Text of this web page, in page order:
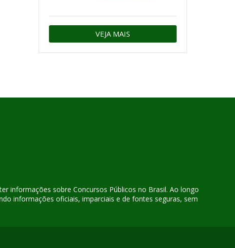
VEJA MAIS
informações sobre Concursos Públicos no Brasil. Ao longo
informações oficiais, imparciais e de fontes seguras, sem